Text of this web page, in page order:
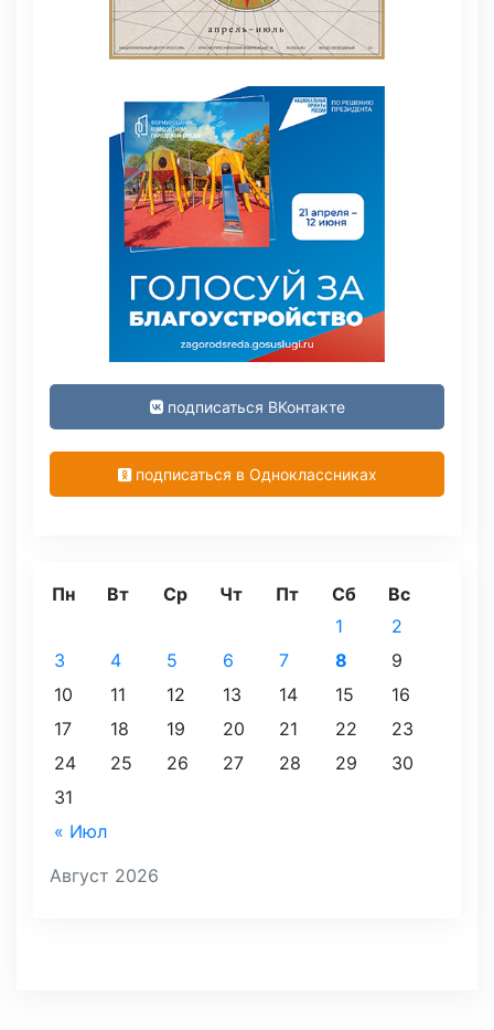
подписаться ВКонтакте
подписаться в Одноклассниках
Август 2026
Пн Вт Ср Чт Пт Сб Вс
« Июл
1
2
3
4 5 6 7 8
9
10
11 12 13 14 15
16
17
18 19 20 21 22
23
24
25 26 27 28 29
30
31